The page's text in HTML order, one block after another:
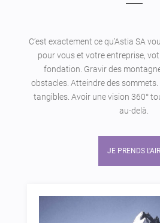
C’est exactement ce qu’Astia SA
pour vous et votre entreprise,
fondation. Gravir des
obstacles. Atteindre des
tangibles. Avoir une vision 360°
au-delà.
JE PRENDS L'AIR